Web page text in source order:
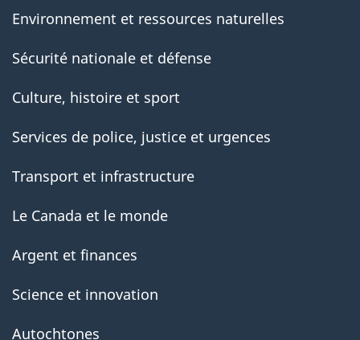
Environnement et ressources naturelles
Sécurité nationale et défense
Culture, histoire et sport
Services de police, justice et urgences
Transport et infrastructure
Le Canada et le monde
Argent et finances
Science et innovation
Autochtones